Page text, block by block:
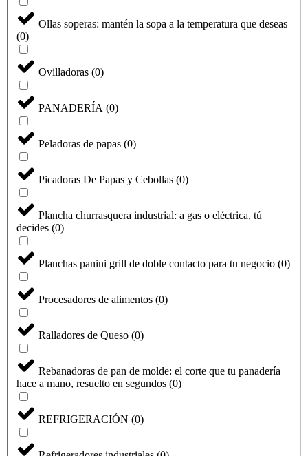
Ollas soperas: mantén la sopa a la temperatura que deseas
(0)
Ovilladoras (0)
PANADERÍA (0)
Peladoras de papas (0)
Picadoras De Papas y Cebollas (0)
Plancha churrasquera industrial: a gas o eléctrica, tú
decides (0)
Planchas panini grill de doble contacto para tu negocio (0)
Procesadores de alimentos (0)
Ralladores de Queso (0)
Rebanadoras de pan de molde: el corte que tu panadería
hace a mano, resuelto en segundos (0)
REFRIGERACIÓN (0)
¿Cómo calificarías tu experiencia?
Seleccione
una
opción
de
1
a
5
No fue buena